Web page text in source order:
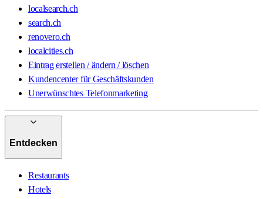
localsearch.ch
search.ch
renovero.ch
localcities.ch
Eintrag erstellen / ändern / löschen
Kundencenter für Geschäftskunden
Unerwünschtes Telefonmarketing
Entdecken
Restaurants
Hotels